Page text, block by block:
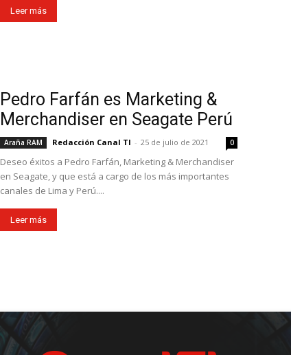
Leer más
Pedro Farfán es Marketing &
Merchandiser en Seagate Perú
Araña RAM Redacción Canal TI - 25 de julio de 2021 0
Deseo éxitos a Pedro Farfán, Marketing & Merchandiser
en Seagate, y que está a cargo de los más importantes
canales de Lima y Perú....
Leer más